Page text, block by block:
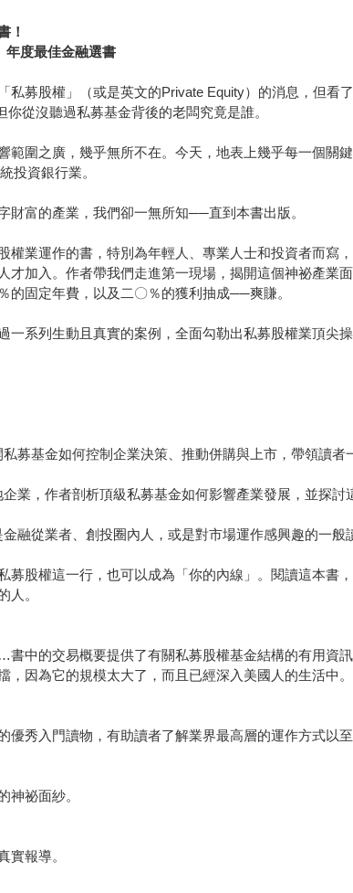
！
年度最佳金融選書
私募股權」（或是英文的Private Equity）的消息，但
從沒聽過私募基金背後的老闆究竟是誰。
範圍之廣，幾乎無所不在。今天，地表上幾乎每一個
投資銀行業。
財富的產業，我們卻一無所知──直到本書出版。
權業運作的書，特別為年輕人、專業人士和投資者而寫
才加入。作者帶我們走進第一現場，揭開這個神祕產
的固定年費，以及二〇％的獲利抽成──爽賺。
一系列生動且真實的案例，全面勾勒出私募股權業頂尖
募基金如何控制企業決策、推動併購與上市，帶領讀者
業，作者剖析頂級私募基金如何影響產業發展，並探討
融從業者、創投圈內人，或是對市場運作感興趣的一般
募股權這一行，也可以成為「你的內線」。閱讀這本
人。
中的交易概要提供了有關私募股權基金結構的有用
因為它的規模太大了，而且已經深入美國人的生活中。
優秀入門讀物，有助讀者了解業界最高層的運作方式以
神祕面紗。
實報導。